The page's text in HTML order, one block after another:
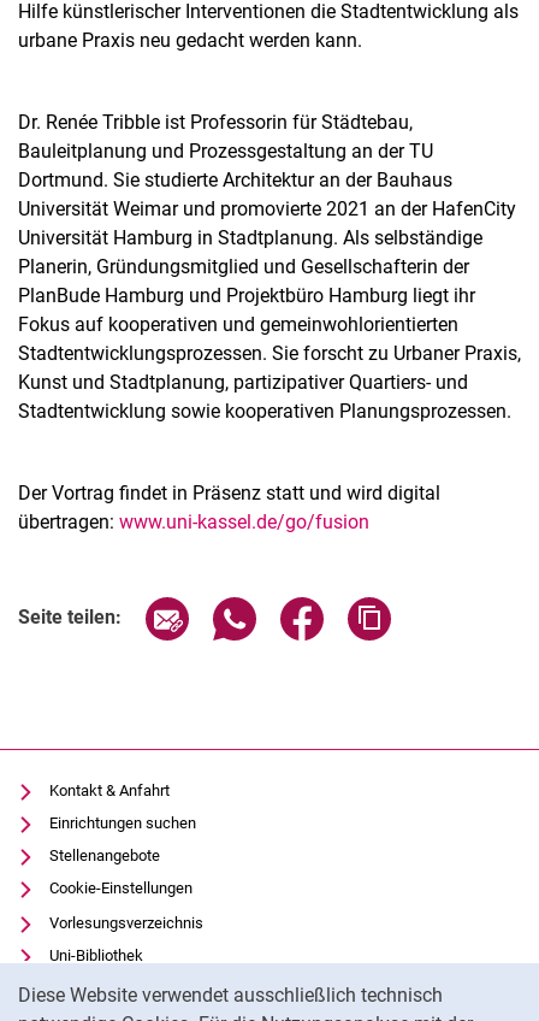
Diese Website verwendet ausschließlich technisch
Hilfe künstlerischer Interventionen die Stadtentwicklung als
urbane Praxis neu gedacht werden kann.
Dr. Renée Tribble ist Professorin für Städtebau,
Bauleitplanung und Prozessgestaltung an der TU
Dortmund. Sie studierte Architektur an der Bauhaus
Universität Weimar und promovierte 2021 an der HafenCity
Universität Hamburg in Stadtplanung. Als selbständige
Planerin, Gründungsmitglied und Gesellschafterin der
PlanBude Hamburg und Projektbüro Hamburg liegt ihr
Fokus auf kooperativen und gemeinwohlorientierten
Stadtentwicklungsprozessen. Sie forscht zu Urbaner Praxis,
Kunst und Stadtplanung, partizipativer Quartiers- und
Stadtentwicklung sowie kooperativen Planungsprozessen.
Der Vortrag findet in Präsenz statt und wird digital
übertragen: www.uni-kassel.de/go/fusion
Seite teilen: Seite über E-Mail teilen
Seite über WhatsApp teilen
Seite über Facebook
Kontakt & Anfahrt
Einrichtungen suchen
Stellenangebote
Cookie-Einstellungen
Vorlesungsverzeichnis
Uni-Bibliothek
Moodle